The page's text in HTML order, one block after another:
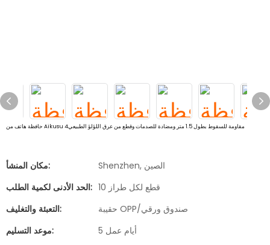
حافظة هاتف من Aikusu مقاومة للسقوط بطول 1.5 متر ومضادة للصدمات وقطع من عرق اللؤلؤ الطبيعي4
مكان المنشأ:
Shenzhen, الصين
الحد الأدنى لكمية الطلب:
10 قطع لكل طراز
التعبئة والتغليف:
حقيبة OPP/صندوق ورقي
موعد التسليم:
5 أيام عمل